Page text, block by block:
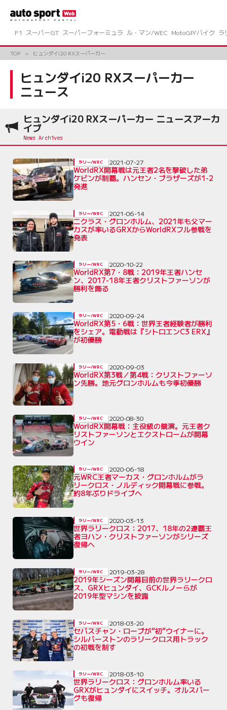
ツ
ス
F1 スーパーGT スーパーフォーミュラ ル・マン/WEC MotoGP/バイク ラ
TOP ヒュンダイi20 RXスーパーカー
ヒュンダイi20 RXスーパーカー
ニュース
ヒュンダイi20 RXスーパーカー ニュースアーカ
イブ
WorldRX開幕戦は元王者2名を撃破した弟
ケビンが制覇。ハンセン・ブラザーズが1-2
発進
ラリー/WRC 2021-07-27
ニクラス・グロンホルム、2021年も父マー
カスが率いるGRXからWorldRXフル参戦を
発表
ラリー/WRC 2021-06-14
WorldRX第7・8戦：2019年王者ハンセ
ン、2017-18年王者クリストファーソンが
勝利を飾る
ラリー/WRC 2020-10-22
WorldRX第5・6戦：世界王者経験者が勝利
をシェア。電動戦は『シトロエンC3 ERX』
が初優勝
ラリー/WRC 2020-09-24
WorldRX第3戦／第4戦：クリストファーソ
ン先勝。地元グロンホルムも今季初優勝
ラリー/WRC 2020-09-03
WorldRX開幕戦：主役級の競演。元王者ク
リストファーソンとエクストロームが開幕
ウイン
ラリー/WRC 2020-08-30
元WRC王者マーカス・グロンホルムがラ
リークロス・ノルディック開幕戦に参戦。
約8年ぶりドライブへ
ラリー/WRC 2020-06-18
世界ラリークロス：2017、18年の2連覇王
者ヨハン・クリストファーソンがシリーズ
復帰へ
ラリー/WRC 2020-03-13
2019年シーズン開幕目前の世界ラリークロ
ス、GRXヒュンダイ、GCKルノーらが
2019年型マシンを披露
ラリー/WRC 2019-03-28
セバスチャン・ローブが“初”ウイナーに。
シルバーストンのラリークロス用トラック
の初戦を制す
ラリー/WRC 2018-03-20
世界ラリークロス：グロンホルム率いる
GRXがヒュンダイにスイッチ。オルスバー
グも復帰
ラリー/WRC 2018-03-10